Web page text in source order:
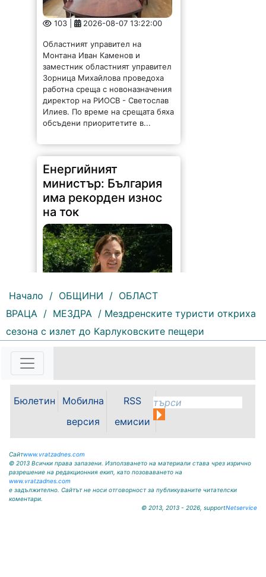
103 | 2026-08-07 13:22:00
Областният управител на
Монтана Иван Каменов и
заместник областният управител
Зорница Михайлова проведоха
работна среща с новоназначения
директор на РИОСВ - Светослав
Илиев. По време на срещата бяха
обсъдени приоритетите в...
Енергийният
министър: България
има рекорден износ
на ток
България изнася рекордни
работи без затруднения въпреки
Дунав. Това заяви министърът на
ефира на...
Начало / ОБЩИНИ / ОБЛАСТ
ВРАЦА / МЕЗДРА / Мездренските туристи откриха
сезона с излет до Карлуковските пещери
Бюлетин
Мобилна
версия
RSS
емисии
Сайтwww.vratzadnes.com
© 2013 Всички права запазени. Използването на материали става чрез изрично
разрешение на редакционния екип, като позоваването на
www.vratzadnes.com
е задължително. Сайтът не носи отговорност за публикуваните читателски
коментари.
© 2013, 2013 - 2026, supportNetservice